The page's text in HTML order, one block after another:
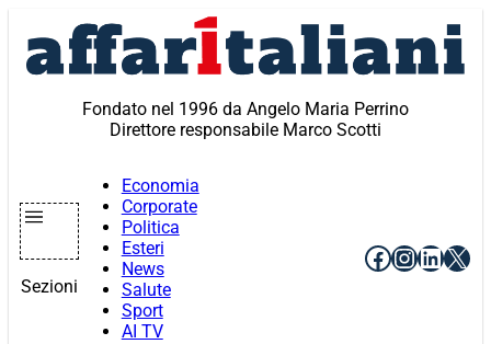
contenuto
Fondato nel 1996 da Angelo Maria Perrino
Direttore responsabile Marco Scotti
Sezioni
Economia
Corporate
Politica
Esteri
News
Salute
Sport
AI TV
Facebook
X